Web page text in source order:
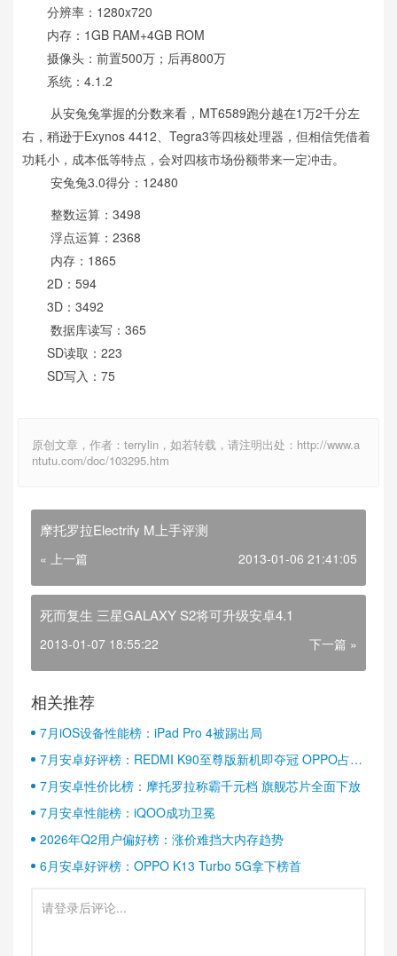
分辨率：1280x720
内存：1GB RAM+4GB ROM
摄像头：前置500万；后再800万
系统：4.1.2
从安兔兔掌握的分数来看，MT6589跑分越在1万2千分左
右，稍逊于Exynos 4412、Tegra3等四核处理器，但相信凭借着
功耗小，成本低等特点，会对四核市场份额带来一定冲击。
安兔兔3.0得分：12480
整数运算：3498
浮点运算：2368
内存：1865
2D：594
3D：3492
数据库读写：365
SD读取：223
SD写入：75
原创文章，作者：terrylin，如若转载，请注明出处：http://www.a
ntutu.com/doc/103295.htm
摩托罗拉Electrify M上手评测
« 上一篇 2013-01-06 21:41:05
死而复生 三星GALAXY S2将可升级安卓4.1
2013-01-07 18:55:22 下一篇 »
相关推荐
7月iOS设备性能榜：iPad Pro 4被踢出局
7月安卓好评榜：REDMI K90至尊版新机即夺冠 OPPO占据
半壁江山
7月安卓性价比榜：摩托罗拉称霸千元档 旗舰芯片全面下放
7月安卓性能榜：iQOO成功卫冕
2026年Q2用户偏好榜：涨价难挡大内存趋势
6月安卓好评榜：OPPO K13 Turbo 5G拿下榜首